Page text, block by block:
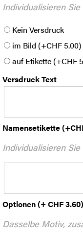
Individualisieren Sie
Kein Versdruck
im Bild (+CHF 5.00)
auf Etikette (+CHF
Versdruck Text
Namensetikette(+
Individualisieren Sie
Optionen (+ CHF 3.60)
Dasselbe Motiv,